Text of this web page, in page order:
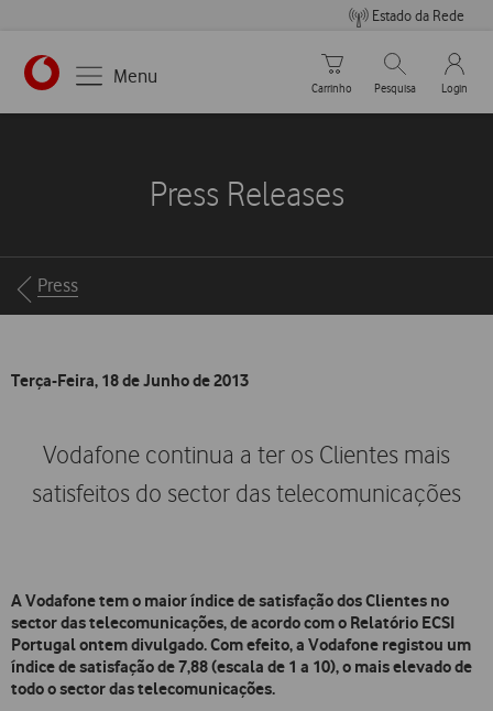
Estado da Rede
https://www.vodafone.pt
Menu
Carrinho de compras
Carrinho
Pesquisar
Pesquisa
My
Login
Press Releases
Breadcrumbs
Press
Terça-Feira, 18 de Junho de 2013
Vodafone continua a ter os Clientes mais
satisfeitos do sector das telecomunicações
A Vodafone tem o maior índice de satisfação dos Clientes no
sector das telecomunicações, de acordo com o Relatório ECSI
Portugal ontem divulgado. Com efeito, a Vodafone registou um
índice de satisfação de 7,88 (escala de 1 a 10), o mais elevado de
todo o sector das telecomunicações.